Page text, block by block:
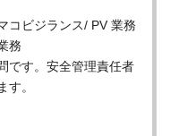
コビジランス/ PV 業務
務
です。安全管理責任者
。